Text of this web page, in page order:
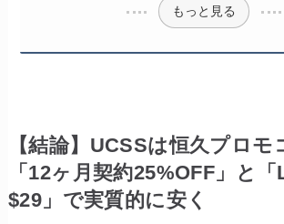
もっと見る
【結論】UCSSは恒久プロモ
「12ヶ月契約25%OFF」と
$29」で実質的に安く